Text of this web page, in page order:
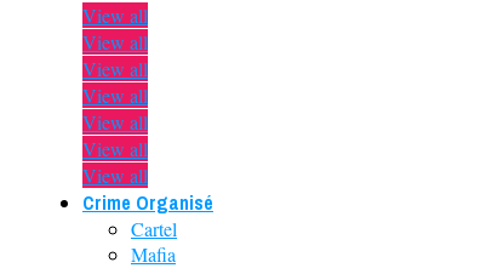
View all
View all
View all
View all
View all
View all
View all
Crime Organisé
Cartel
Mafia